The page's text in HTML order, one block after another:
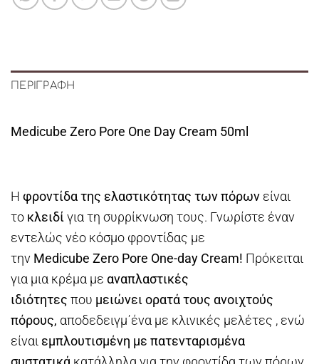
ΠΕΡΙΓΡΑΦΉ
Medicube Zero Pore One Day Cream 50ml
Η φροντίδα της ελαστικότητας των πόρων είναι
το κλειδί για τη συρρίκνωση τους. Γνωρίστε έναν
εντελώς νέο κόσμο φροντίδας με
την Medicube Zero Pore One-day Cream! Πρόκειται
για μια κρέμα με αναπλαστικές
ιδιότητες που μειώνει ορατά τους ανοιχτούς
πόρους, αποδεδειγμ΄ένα με κλινικές μελέτες , ενώ
είναι εμπλουτισμένη με πατενταρισμένα